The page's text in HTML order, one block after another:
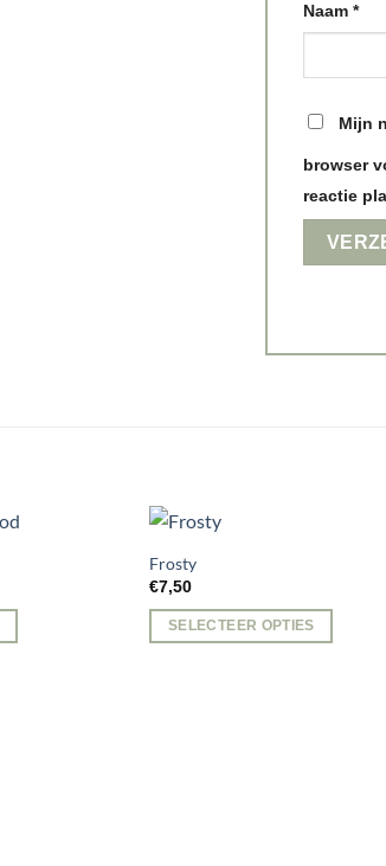
Naam *
Mijn
browser
reactie
Frosty
€7,50
SELECTEER OPTIES